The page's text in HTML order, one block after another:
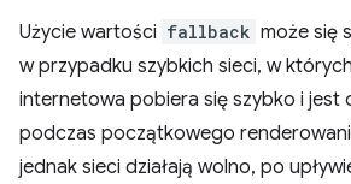
Użycie wartości fallback może się
w przypadku szybkich sieci, w
internetowa pobiera się szybko i jest
podczas początkowego
jednak sieci działają wolno, po